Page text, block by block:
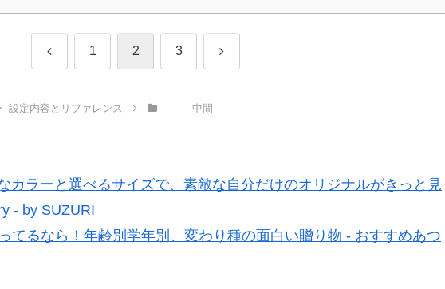
前 1 2 3 次
設定内容とリファレンス 中間
カラーと選べるサイズで、素敵な自分だけのオリジナルがきっと見
- by SUZURI
てるなら！年齢別学年別、変わり種の面白い贈り物 - おすすめあつ